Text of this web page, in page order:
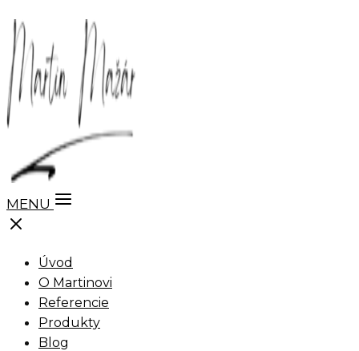
MENU
Úvod
O Martinovi
Referencie
Produkty
Blog